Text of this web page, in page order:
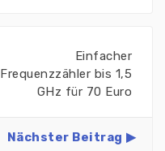
Einfacher
Frequenzzähler bis 1,5
GHz für 70 Euro
Nächster Beitrag